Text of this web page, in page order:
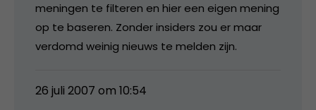
meningen te filteren en hier een eigen mening
op te baseren. Zonder insiders zou er maar
verdomd weinig nieuws te melden zijn.
26 juli 2007 om 10:54